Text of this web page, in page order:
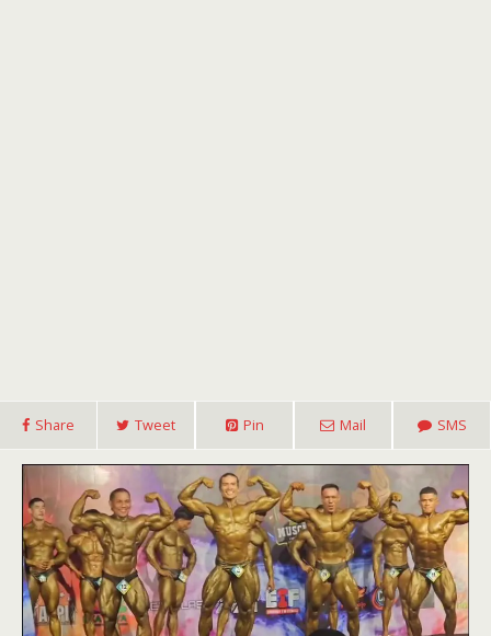
Share Tweet Pin Mail SMS